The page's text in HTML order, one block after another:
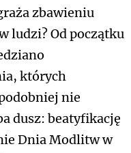
zbawieniu
ludzi? Od początku
których
nie
dusz: beatyfikację
Dnia Modlitw w